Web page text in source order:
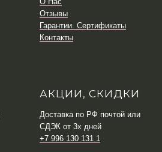
Отзывы
Гарантии. Сертификаты
Контакты
АКЦИИ, СКИДКИ
Доставка по РФ почтой или
СДЭК от 3х дней
+7 996 130 131 1